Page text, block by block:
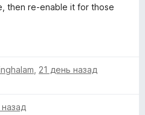
then re-enable it for those
21 день назад